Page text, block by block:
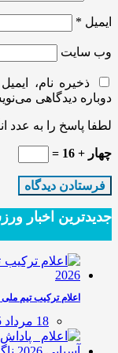
ایمیل *
وب‌ سایت
ذخیره نام،
دوباره دیدگاهی
لطفا پاسخ را به عدد
چهار + 16 =
جدیدترین‌ اخبار
اعلام ترکیب تیم
18 مرداد 1405